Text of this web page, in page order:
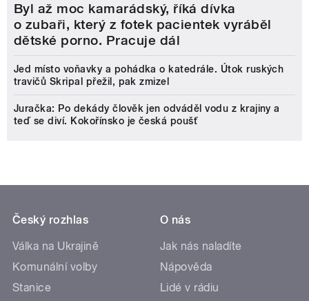
Byl až moc kamarádský, říká dívka
o zubaři, který z fotek pacientek vyráběl
dětské porno. Pracuje dál
Jed místo voňavky a pohádka o katedrále. Útok ruských
travičů Skripal přežil, pak zmizel
Juračka: Po dekády člověk jen odváděl vodu z krajiny a
teď se diví. Kokořínsko je česká poušť
Český rozhlas
Válka na Ukrajině
Komunální volby
Stanice
O nás
Jak nás naladíte
Nápověda
Lidé v rádiu